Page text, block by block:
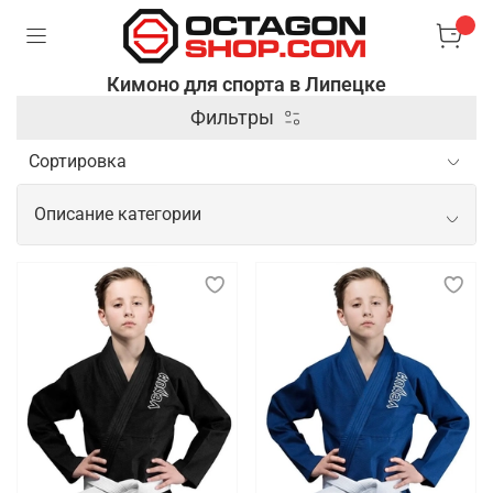
Кимоно для спорта в Липецке
Фильтры
Описание категории
Спортивное кимоно для тренировок и
показательных выступлений
Спортивное кимоно — это специальная одежда,
используемая в боевых искусствах и
единоборствах, таких как дзюдо, карате, айкидо и
бразильское джиу-джитсу. Оно изготавливается из
плотной и прочной ткани, которая выдерживает
интенсивные нагрузки и частые захваты,